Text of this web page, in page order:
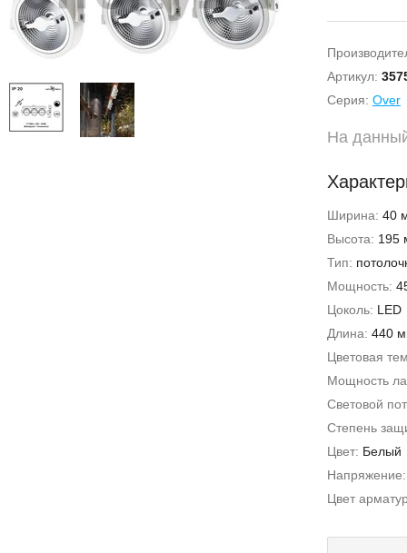
Артикул:
Серия: Over
На
Ширина: 40
Высота: 195
Тип:
Мощность:
Цоколь: LED
Длина: 440
Цветовая
Мощность
Световой
Степень
Цвет: Белый
Цвет